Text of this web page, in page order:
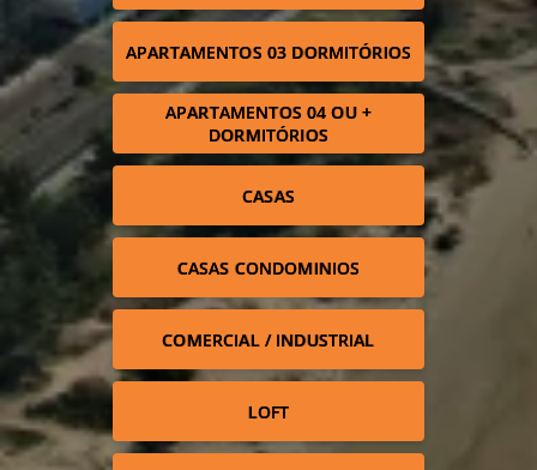
APARTAMENTOS 03 DORMITÓRIOS
APARTAMENTOS 04 OU +
DORMITÓRIOS
CASAS
CASAS CONDOMINIOS
COMERCIAL / INDUSTRIAL
LOFT